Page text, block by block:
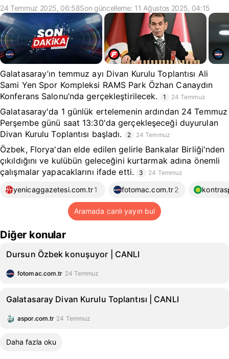
24 Temmuz 2025, 06:58Son güncelleme: 11 Ağustos 2025, 04:15
Galatasaray’ın temmuz ayı Divan Kurulu Toplantısı Ali
Sami Yen Spor Kompleksi RAMS Park Özhan Canaydın
Konferans Salonu’nda gerçekleştirilecek.
1 24 Temmuz
Galatasaray'da 1 günlük ertelemenin ardından 24 Temmuz
Perşembe günü saat 13:30'da gerçekleşeceği duyurulan
Divan Kurulu Toplantısı başladı.
2 24 Temmuz
Özbek, Florya'dan elde edilen gelirle Bankalar Birliği'nden
çıkıldığını ve kulübün geleceğini kurtarmak adına önemli
çalışmalar yapacaklarını ifade etti.
3 24 Temmuz
yenicaggazetesi.com.tr1 fotomac.com.tr2
Aramada canlı yayın bul
Diğer konular
Dursun Özbek konuşuyor | CANLI
fotomac.com.tr 24 Temmuz
Galatasaray Divan Kurulu Toplantısı | CANLI
aspor.com.tr 24 Temmuz
Daha fazla oku